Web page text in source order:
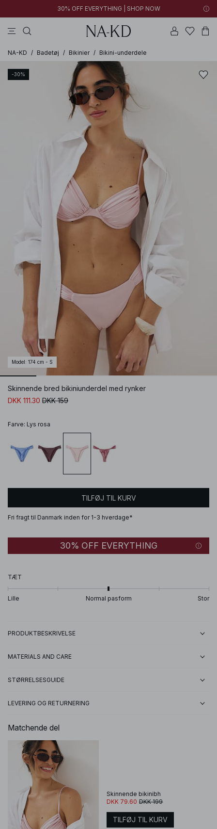
30% OFF EVERYTHING | SHOP NOW
NA-KD / Badetøj / Bikinier / Bikini-underdele
-30%
Model : 174 cm - S
Skinnende bred bikiniunderdel med rynker
DKK 111.30 DKK 159
Farve: Lys rosa
TILFØJ TIL KURV
Fri fragt til Danmark inden for 1-3 hverdage*
30% OFF EVERYTHING
TÆT
Lille Normal pasform Stor
PRODUKTBESKRIVELSE
MATERIALS AND CARE
STØRRELSESGUIDE
LEVERING OG RETURNERING
Matchende del
Skinnende bikinibh
DKK 79.60 DKK 199
TILFØJ TIL KURV